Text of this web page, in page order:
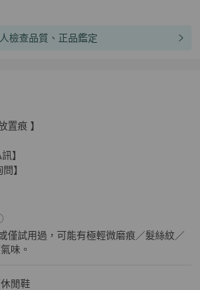
檢查品質、正品鑑定
黑色皮革休閒鞋【未使用】 #40
置痕 】
】
】
態與細節
僅試用過，可能有極輕微磨痕／髮絲紋／
味。
訊閒鞋